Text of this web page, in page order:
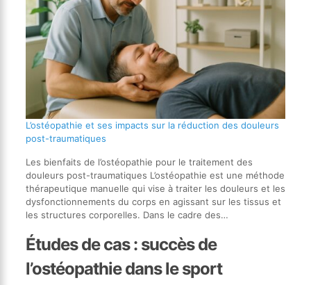
L’ostéopathie et ses impacts sur la réduction des douleurs
post-traumatiques
Les bienfaits de l’ostéopathie pour le traitement des
douleurs post-traumatiques L’ostéopathie est une méthode
thérapeutique manuelle qui vise à traiter les douleurs et les
dysfonctionnements du corps en agissant sur les tissus et
les structures corporelles. Dans le cadre des…
Études de cas : succès de
l’ostéopathie dans le sport